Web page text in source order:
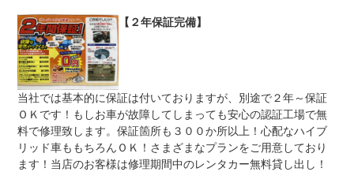
ＥＲスピーカー等さまざまなオプションも要相談
【２年保証完備】
当社では基本的に保証は付いておりますが、別途で２年～保証
ＯＫです！もしお車が故障してしまっても安心の認証工場で無
料で修理致します。保証箇所も３００か所以上！心配なハイブ
リッド車ももちろんＯＫ！さまざまなプランをご用意しており
ます！当店のお客様は修理期間中のレンタカー無料貸し出し！